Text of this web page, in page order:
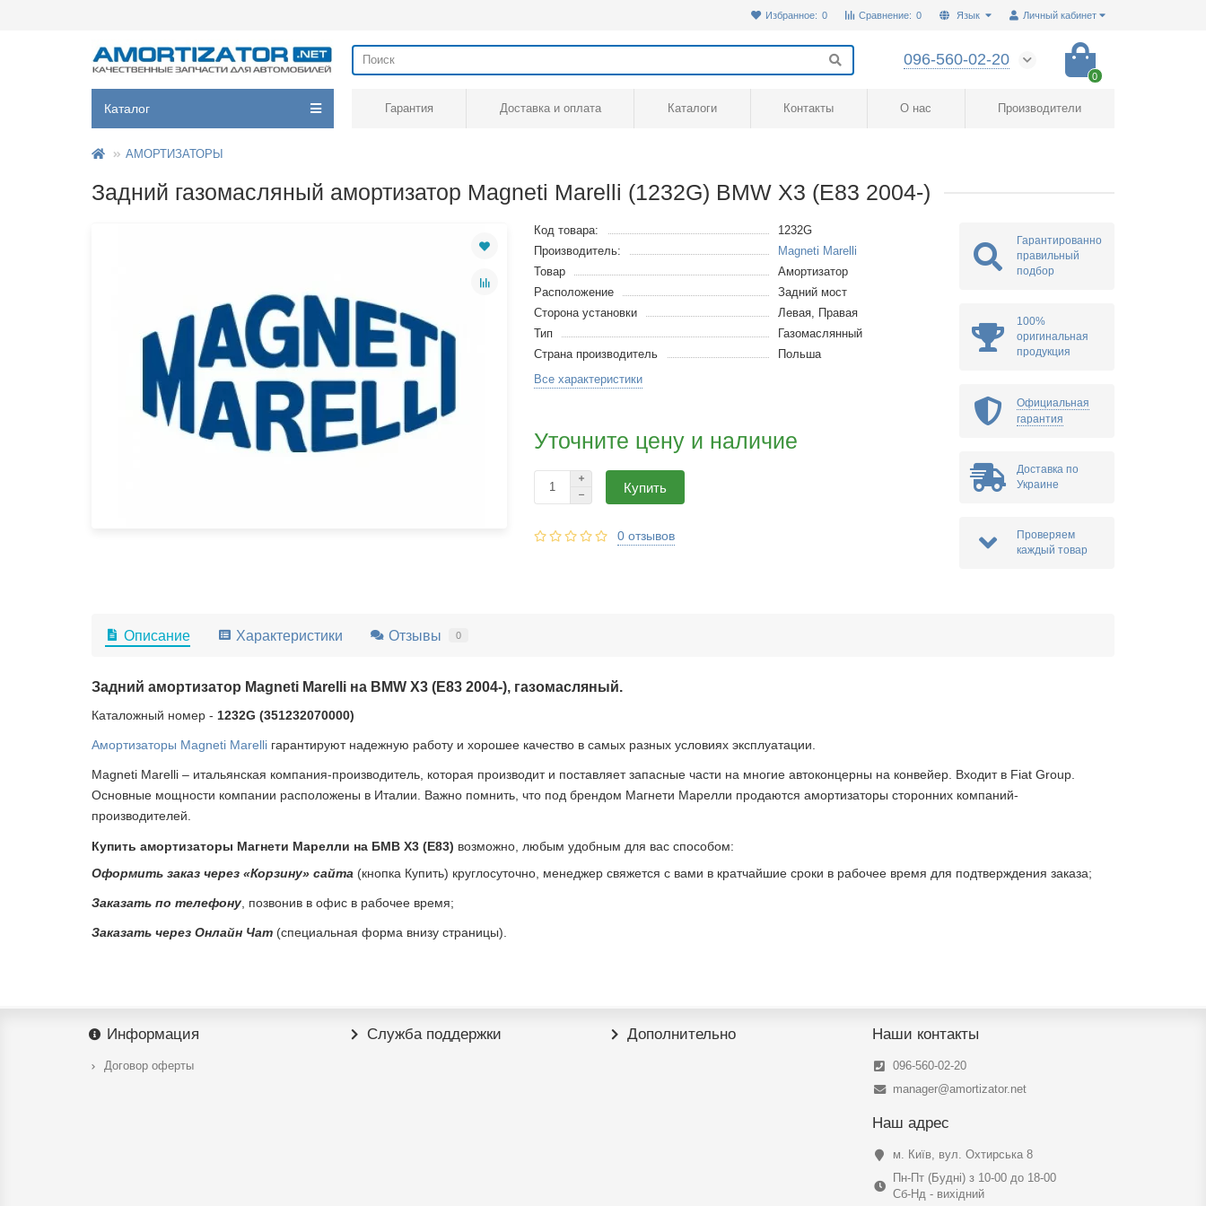
Личный кабинет
Язык
Сравнение: 0
Избранное: 0
096-560-02-20
0
Каталог Гарантия Доставка и оплата Каталоги Контакты О нас Производители
АМОРТИЗАТОРЫ
Задний газомасляный амортизатор Magneti Marelli (1232G) BMW X3 (E83 2004-)
Код товара:
1232G
Производитель:
Magneti Marelli
Товар
Амортизатор
Расположение
Задний мост
Сторона установки
Левая, Правая
Тип
Газомаслянный
Страна производитель
Польша
Все характеристики
Уточните цену и наличие
Купить
0 отзывов
Гарантированно
правильный
подбор
100%
оригинальная
продукция
Официальная
гарантия
Доставка по
Украине
Проверяем
каждый товар
Описание Характеристики Отзывы 0
Задний амортизатор Magneti Marelli на BMW X3 (E83 2004-), газомасляный.
Каталожный номер - 1232G (351232070000)
Амортизаторы Magneti Marelli гарантируют надежную работу и хорошее качество в самых разных условиях эксплуатации.
Magneti Marelli – итальянская компания-производитель, которая производит и поставляет запасные части на многие автоконцерны на конвейер. Входит в Fiat Group.
Основные мощности компании расположены в Италии. Важно помнить, что под брендом Магнети Марелли продаются амортизаторы сторонних компаний-
производителей.
Купить амортизаторы Магнети Марелли на БМВ X3 (E83) возможно, любым удобным для вас способом:
Оформить заказ через «Корзину» сайта (кнопка Купить) круглосуточно, менеджер свяжется с вами в кратчайшие сроки в рабочее время для подтверждения заказа;
Заказать по телефону, позвонив в офис в рабочее время;
Заказать через Онлайн Чат (специальная форма внизу страницы).
Информация
Договор оферты
Служба поддержки Дополнительно Наши контакты
096-560-02-20
manager@amortizator.net
Наш адрес
м. Київ, вул. Охтирська 8
Пн-Пт (Будні) з 10-00 до 18-00
Сб-Нд - вихідний